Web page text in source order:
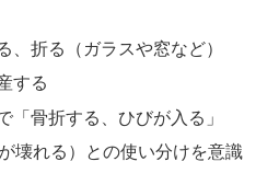
、折る（ガラスや窓など）
する
「骨折する、ひびが入る」
壊れる）との使い分けを意識